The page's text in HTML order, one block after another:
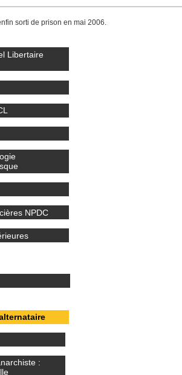
sorti de prison en mai 2006.
Libertaire
NPDC
: